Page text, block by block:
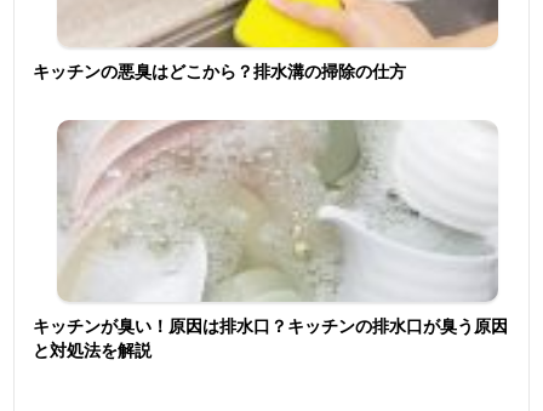
キッチンの悪臭はどこから？排水溝の掃除の仕方
キッチンが臭い！原因は排水口？キッチンの排水口が臭う原因
と対処法を解説